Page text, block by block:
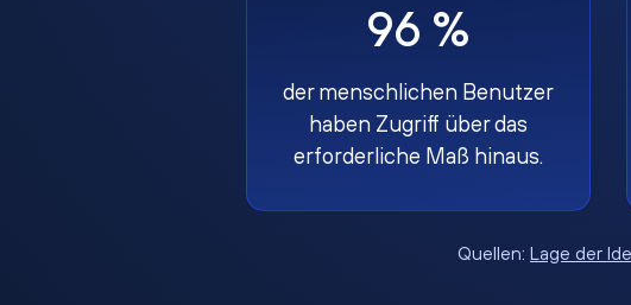
96 %
der menschlichen Benutzer
haben Zugriff über das
erforderliche Maß hinaus.
Quellen: Lage der